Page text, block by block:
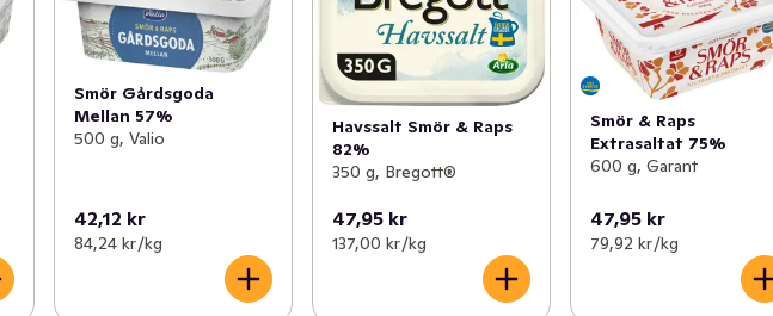
Smör Gårdsgoda
Mellan 57%
500 g, Valio
42,12 kr
84,24 kr /kg
Havssalt Smör & Raps
82%
350 g, Bregott®
47,95 kr
137,00 kr /kg
Smör & Raps
Extrasaltat 75%
600 g, Garant
47,95 kr
79,92 kr /kg